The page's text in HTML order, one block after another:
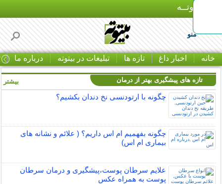
بـیتوتــه
منو
خانه اخبار داغ تازه ها تبلیغات در بیتوته درباره ما
تازه های پیشگیری بهتر از درمان
چگونه با ارتودنسی نخ دندان بکشیم؟
چگونه بفهمیم ام اس داریم؟ ( علائم و نشانه های
بیماری ام اس)
علایم سرطان پوست،پیشگیری و درمان سرطان
پوست به همراه عکس
بیشتر